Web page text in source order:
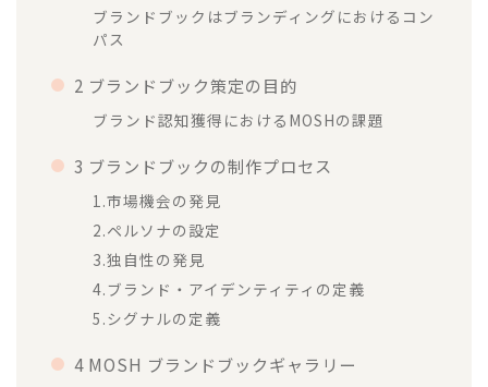
ブランドブックはブランディングにおけるコン
パス
2 ブランドブック策定の目的
ブランド認知獲得におけるMOSHの課題
3 ブランドブックの制作プロセス
1.市場機会の発見
2.ペルソナの設定
3.独自性の発見
4.ブランド・アイデンティティの定義
5.シグナルの定義
4 MOSH ブランドブックギャラリー